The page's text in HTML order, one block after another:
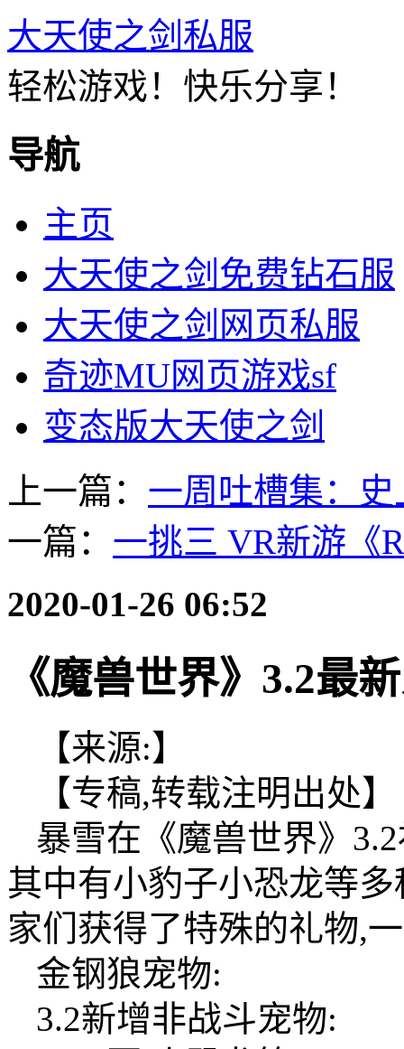
大天使之剑私服
轻松游戏！快乐分享！
导航
主页
大天使之剑免费钻石服
大天使之剑网页私服
奇迹MU网页游戏sf
变态版大天使之剑
上一篇： 一周吐槽集：
一篇： 一挑三 VR新游《
2020-01-26 06:52
《魔兽世界》3.2最
【来源:】
【专稿,转载注明出处】
暴雪在《魔兽世界》
其中有小豹子小恐龙等
家们获得了特殊的礼物,
金钢狼宠物:
3.2新增非战斗宠物: